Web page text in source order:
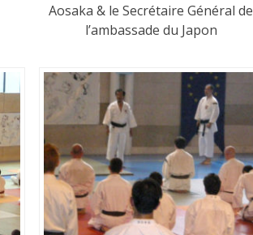
Aosaka & le Secrétaire Général de
l’ambassade du Japon